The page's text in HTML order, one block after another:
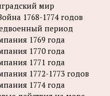
мир
1768-1774 годов
период
1769 года
1770 года
1771 года
1772-1773 годов
1774 года